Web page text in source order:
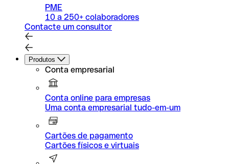
PME
10 a 250+ colaboradores
Contacte um consultor
Produtos
Conta empresarial
Conta online para empresas
Uma conta empresarial tudo-em-um
Cartões de pagamento
Cartões físicos e virtuais